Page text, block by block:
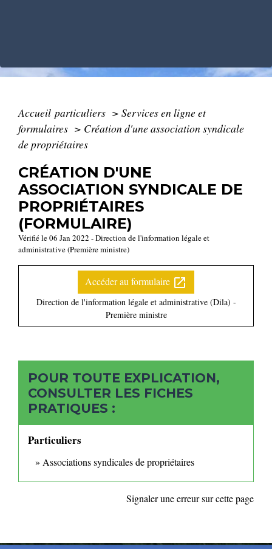
Accueil particuliers > Services en ligne et
formulaires > Création d'une association syndicale
de propriétaires
CRÉATION D'UNE
ASSOCIATION SYNDICALE DE
PROPRIÉTAIRES
(FORMULAIRE)
Vérifié le 06 Jan 2022 - Direction de l'information légale et
administrative (Première ministre)
Accéder au formulaire open_in_new
Direction de l'information légale et administrative (Dila) -
Première ministre
POUR TOUTE EXPLICATION,
CONSULTER LES FICHES
PRATIQUES :
Particuliers
Associations syndicales de propriétaires
Signaler une erreur sur cette page